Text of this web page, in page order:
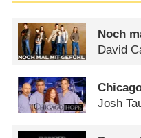
Noch
David
Josh